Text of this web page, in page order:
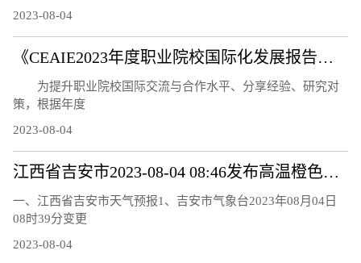
2023-08-04
《CEAIE2023年度职业院校国际化发展报告——国际化教师队伍建设情况分析》问卷调研及案例征集通知
为提升职业院校国际交流与合作水平、分享经验、研究对
策，根据年度
2023-08-04
江西省吉安市2023-08-04 08:46发布高温橙色预警
一、江西省吉安市天气预报1、吉安市气象台2023年08月04日
08时39分变更
2023-08-04